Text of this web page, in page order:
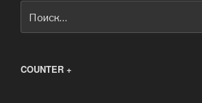
COUNTER +